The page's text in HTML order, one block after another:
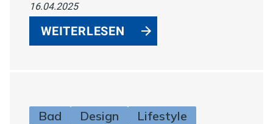
Technologie und edlem Design. Perfekt
für Ihre persönliche Wellness-Oase.
16.04.2025
WEITERLESEN
Bad Design Lifestyle